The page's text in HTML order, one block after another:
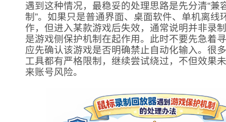
遇到这种情况，最稳妥的处理思路是先分清“兼
制”。如果只是普通界面、桌面软件、单机离线
作，但进入某款游戏后失效，通常说明并非录
是游戏侧保护机制在起作用。此时不要先急着
应先确认该游戏是否明确禁止自动化输入。很
工具都有严格限制，继续尝试绕过，不但效果
来账号风险。